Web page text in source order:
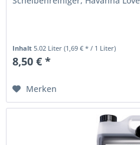
Inhalt5.02 Liter(1,69 € * / 1 Liter)
8,50 € *
Merken